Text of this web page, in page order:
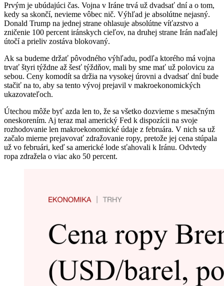
Prvým je ubúdajúci čas. Vojna v Iráne trvá už dvadsať dní a o tom,
kedy sa skončí, nevieme vôbec nič. Výhľad je absolútne nejasný.
Donald Trump na jednej strane ohlasuje absolútne víťazstvo a
zničenie 100 percent iránskych cieľov, na druhej strane Irán naďalej
útočí a prieliv zostáva blokovaný.
Ak sa budeme držať pôvodného výhľadu, podľa ktorého má vojna
trvať štyri týždne až šesť týždňov, mali by sme mať už polovicu za
sebou. Ceny komodít sa držia na vysokej úrovni a dvadsať dní bude
stačiť na to, aby sa tento vývoj prejavil v makroekonomických
ukazovateľoch.
Útechou môže byť azda len to, že sa všetko dozvieme s mesačným
oneskorením. Aj teraz mal americký Fed k dispozícii na svoje
rozhodovanie len makroekonomické údaje z februára. V nich sa už
začalo mierne prejavovať zdražovanie ropy, pretože jej cena stúpala
už vo februári, keď sa americké lode sťahovali k Iránu. Odvtedy
ropa zdražela o viac ako 50 percent.